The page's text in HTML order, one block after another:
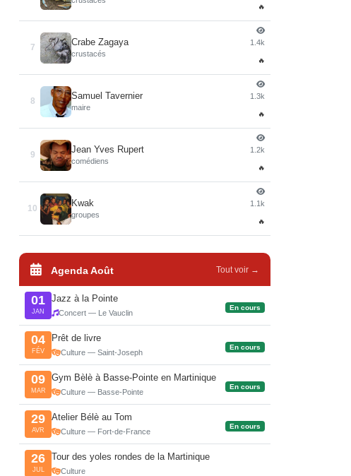
🔥
7
Crabe Zagaya
crustacés
1.4k
🔥
8
Samuel Tavernier
maire
1.3k
🔥
9
Jean Yves Rupert
comédiens
1.2k
🔥
10
Kwak
groupes
1.1k
🔥
Agenda Août Tout voir →
01
JAN
Jazz à la Pointe
Concert — Le Vauclin
En cours
04
FÉV
Prêt de livre
Culture — Saint-Joseph
En cours
09
MAR
Gym Bèlè à Basse-Pointe en Martinique
Culture — Basse-Pointe
En cours
29
AVR
Atelier Bélè au Tom
Culture — Fort-de-France
En cours
26
JUL
Tour des yoles rondes de la Martinique
Culture